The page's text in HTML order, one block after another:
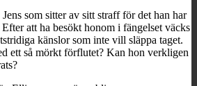
som sitter av sitt straff för det han har
att ha besökt honom i fängelset väcks
känslor som inte vill släppa taget.
ett så mörkt förflutet? Kan hon verkligen